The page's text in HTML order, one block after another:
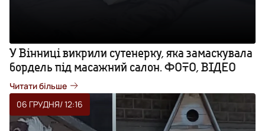
У Вінниці викрили сутенерку, яка замаскувала
бордель під масажний салон. ФОТО, ВІДЕО
Читати більше
06 ГРУДНЯ/ 12:16